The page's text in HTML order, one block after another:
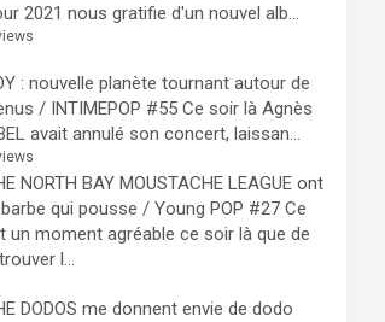
2021 nous gratifie d'un nouvel alb...
: nouvelle planète tournant autour de
/ INTIMEPOP #55 Ce soir là Agnès
avait annulé son concert, laissan...
NORTH BAY MOUSTACHE LEAGUE ont
qui pousse / Young POP #27 Ce
un moment agréable ce soir là que de
l...
DODOS me donnent envie de dodo